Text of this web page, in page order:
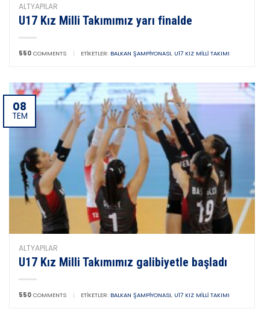
ALTYAPILAR
U17 Kız Milli Takımımız yarı finalde
550 COMMENTS | ETIKETLER: BALKAN ŞAMPIYONASI, U17 KIZ MILLI TAKIMI
08
TEM
ALTYAPILAR
U17 Kız Milli Takımımız galibiyetle başladı
550 COMMENTS | ETIKETLER: BALKAN ŞAMPIYONASI, U17 KIZ MILLI TAKIMI